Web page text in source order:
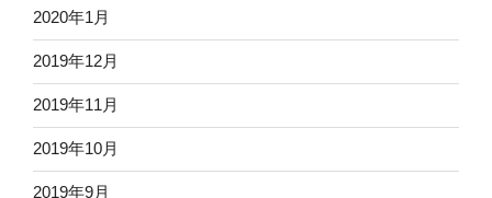
2020年1月
2019年12月
2019年11月
2019年10月
2019年9月